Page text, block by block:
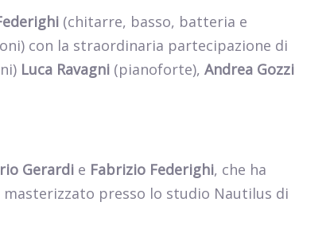
(chitarre, basso, batteria e
con la straordinaria partecipazione di
Luca Ravagni (pianoforte), Andrea Gozzi
Gerardi e Fabrizio Federighi, che ha
presso lo studio Nautilus di